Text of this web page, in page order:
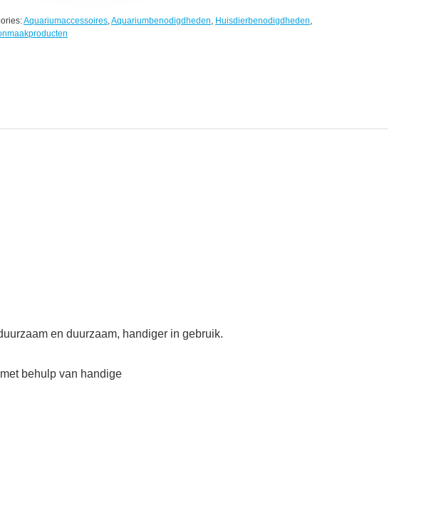
Aquariumaccessoires,Aquariumbenodigdheden, Huisdierbenodigdheden,
en duurzaam, handiger in gebruik.
behulp van handige